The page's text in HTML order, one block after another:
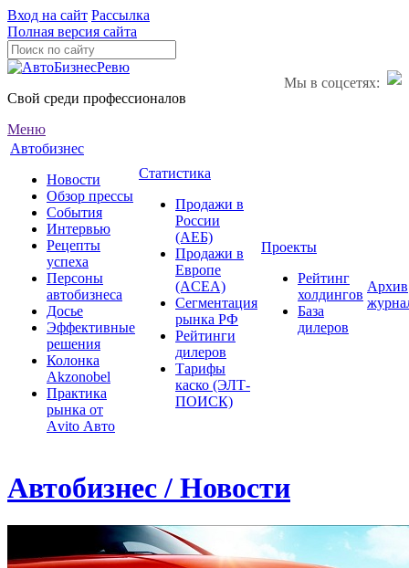
Вход на сайт Рассылка
Полная версия сайта
Мы в соцсетях:
Свой среди профессионалов
Меню
Автобизнес
Новости
Обзор прессы
События
Интервью
Рецепты
успеха
Персоны
автобизнеса
Досье
Эффективные
решения
Колонка
Akzonobel
Практика
рынка от
Аvito Авто
Статистика
Продажи в
России
(АЕБ)
Продажи в
Европе
(ACEA)
Сегментация
рынка РФ
Рейтинги
дилеров
Тарифы
каско (ЭЛТ-
ПОИСК)
Проекты
Рейтинг
холдингов
База
дилеров
Архив
Автобизнес / Новости